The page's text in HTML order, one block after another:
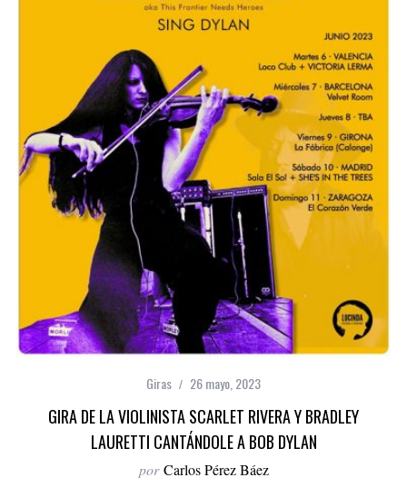
Giras 26 mayo, 2023
GIRA DE LA VIOLINISTA SCARLET RIVERA Y BRADLEY
LAURETTI CANTÁNDOLE A BOB DYLAN
por Carlos Pérez Báez